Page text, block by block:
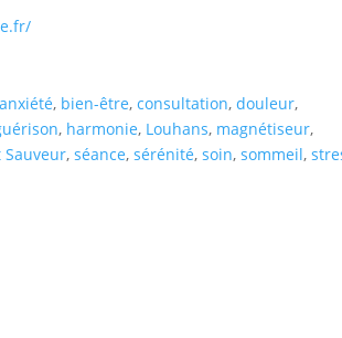
anxiété, bien-être,consultation,douleur,
, harmonie, Louhans, magnétiseur,
Sauveur,séance,sérénité,soin,sommeil,